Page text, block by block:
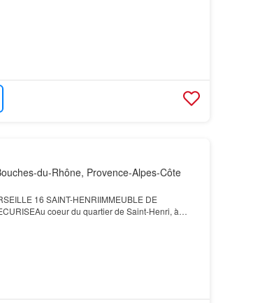
quête d'un li…
du-Rhône, Provence-Alpes-Côte
16 SAINT-HENRIIMMEUBLE DE
coeur du quartier de Saint-Henri, à
et du périmètre Euroméditerranée, nous vous